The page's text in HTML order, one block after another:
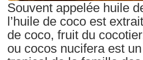
Souvent appelée huile
l’huile de coco est
de coco, fruit du
ou cocos nucifera est